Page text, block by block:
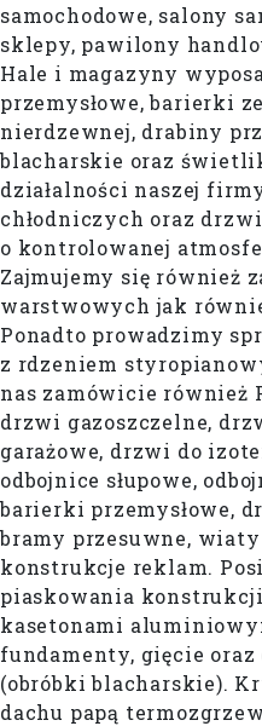
samochodowe, salony
sklepy, pawilony
Hale i magazyny
przemysłowe, barierki
nierdzewnej, drabiny
blacharskie oraz
działalności naszej
chłodniczych oraz
o kontrolowanej
Zajmujemy się również
warstwowych jak
Ponadto prowadzimy
z rdzeniem
nas zamówicie również
drzwi gazoszczelne,
garażowe, drzwi do
odbojnice słupowe,
barierki przemysłowe,
bramy przesuwne,
konstrukcje reklam.
piaskowania
kasetonami
fundamenty, gięcie oraz
(obróbki blacharskie).
dachu papą